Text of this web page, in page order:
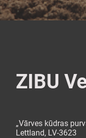
ZIBU
„Vārves kūdras
Lettland, LV-3623